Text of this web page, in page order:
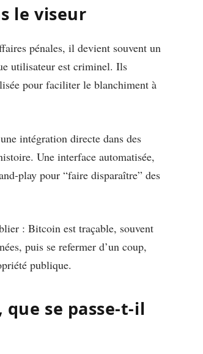
le viseur
pénales, il devient souvent un
utilisateur est criminel. Ils
pour faciliter le blanchiment à
intégration directe dans des
Une interface automatisée,
play pour “faire disparaître” des
: Bitcoin est traçable, souvent
puis se refermer d’un coup,
publique.
que se passe-t-il